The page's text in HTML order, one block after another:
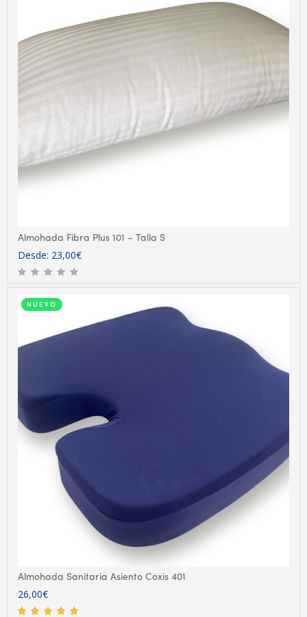
Almohada Fibra Plus 101 – Talla S
Desde: 23,00€
NUEVO
Almohada Sanitaria Asiento Coxis 401
26,00€